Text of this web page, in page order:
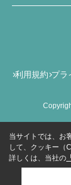
利用規約 プラ
当サイトでは、お
して、クッキー（
詳しくは、当社の